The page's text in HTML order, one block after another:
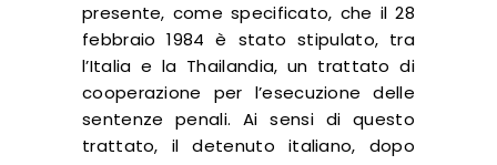
presente, come specificato, che il 28
febbraio 1984 è stato stipulato, tra
l’Italia e la Thailandia, un trattato di
cooperazione per l’esecuzione delle
sentenze penali. Ai sensi di questo
trattato, il detenuto italiano, dopo